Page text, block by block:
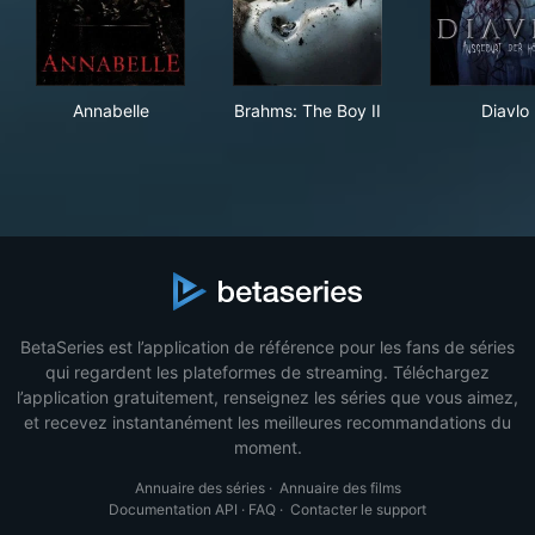
Annabelle Brahms: The Boy II Diavlo
BetaSeries est l’application de référence pour les fans de séries
qui regardent les plateformes de streaming. Téléchargez
l’application gratuitement, renseignez les séries que vous aimez,
et recevez instantanément les meilleures recommandations du
moment.
Annuaire des séries· Annuaire des films
Documentation API · FAQ · Contacter le support